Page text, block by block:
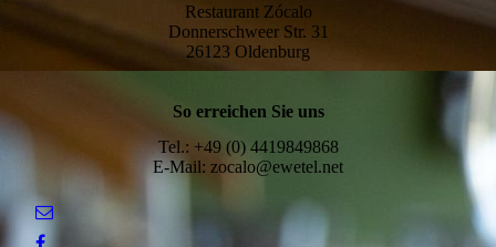
Restaurant Zócalo
Donnerschweer Str. 31
26123 Oldenburg
So erreichen Sie uns
Tel.: +49 (0) 4419849868
E-Mail: zocalo@ewetel.net